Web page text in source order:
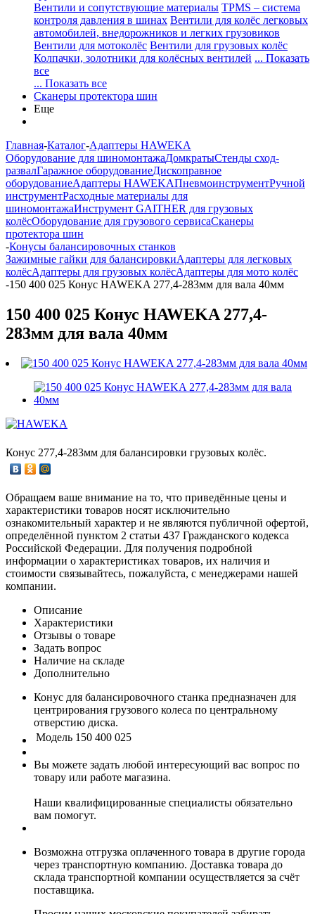
Вентили и сопутствующие материалы TPMS – система
контроля давления в шинах Вентили для колёс легковых
автомобилей, внедорожников и легких грузовиков
Вентили для мотоколёс Вентили для грузовых колёс
Колпачки, золотники для колёсных вентилей ... Показать
все
... Показать все
Сканеры протектора шин
Еще
Главная-Каталог-Адаптеры HAWEKA
Оборудование для шиномонтажаДомкратыСтенды сход-
развалГаражное оборудованиеДископравное
оборудованиеАдаптеры HAWEKAПневмоинструментРучной
инструментРасходные материалы для
шиномонтажаИнструмент GAITHER для грузовых
колёсОборудование для грузового сервисаСканеры
протектора шин
-Конусы балансировочных станков
Зажимные гайки для балансировкиАдаптеры для легковых
колёсАдаптеры для грузовых колёсАдаптеры для мото колёс
-150 400 025 Конус HAWEKA 277,4-283мм для вала 40мм
150 400 025 Конус HAWEKA 277,4-
283мм для вала 40мм
Конус 277,4-283мм для балансировки грузовых колёс.
Обращаем ваше внимание на то, что приведённые цены и
характеристики товаров носят исключительно
ознакомительный характер и не являются публичной офертой,
определённой пунктом 2 статьи 437 Гражданского кодекса
Российской Федерации. Для получения подробной
информации о характеристиках товаров, их наличия и
стоимости связывайтесь, пожалуйста, с менеджерами нашей
компании.
Описание
Характеристики
Отзывы о товаре
Задать вопрос
Наличие на складе
Дополнительно
Конус для балансировочного станка предназначен для
центрирования грузового колеса по центральному
отверстию диска.
Модель 150 400 025
Вы можете задать любой интересующий вас вопрос по
товару или работе магазина.
Наши квалифицированные специалисты обязательно
вам помогут.
Возможна отгрузка оплаченного товара в другие города
через транспортную компанию. Доставка товара до
склада транспортной компании осуществляется за счёт
поставщика.